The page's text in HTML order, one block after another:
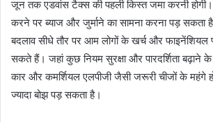
जून तक एडवांस टैक्स की पहली किस्त जमा करनी
करने पर ब्याज और जुर्माने का सामना करना पड़
बदलाव सीधे तौर पर आम लोगों के खर्च और फाइनेंशियल
सकते हैं। जहां कुछ नियम सुरक्षा और पारदर्शिता बढ़ाने
कार और कमर्शियल एलपीजी जैसी जरूरी चीजों के महंगे
ज्यादा बोझ पड़ सकता है।